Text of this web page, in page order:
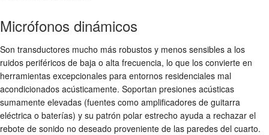
Micrófonos dinámicos
Son transductores mucho más robustos y menos sensibles a los
ruidos periféricos de baja o alta frecuencia, lo que los convierte en
herramientas excepcionales para entornos residenciales mal
acondicionados acústicamente. Soportan presiones acústicas
sumamente elevadas (fuentes como amplificadores de guitarra
eléctrica o baterías) y su patrón polar estrecho ayuda a rechazar el
rebote de sonido no deseado proveniente de las paredes del cuarto.